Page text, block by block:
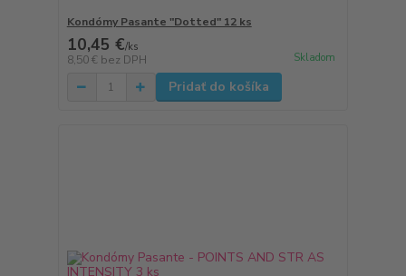
Kondómy Pasante "Dotted" 12 ks
10,45 €/ks
8,50 € bez DPH Skladom
Pridať do košíka